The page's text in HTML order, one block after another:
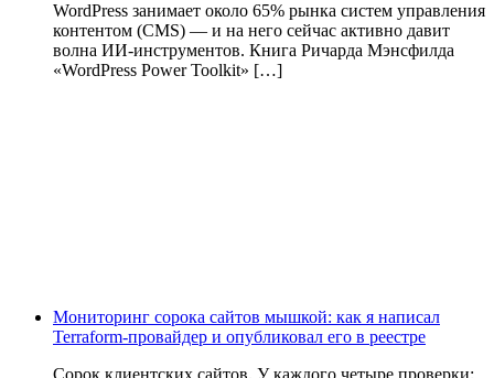
WordPress занимает около 65% рынка систем управления
контентом (CMS) — и на него сейчас активно давит
волна ИИ‑инструментов. Книга Ричарда Мэнсфилда
«WordPress Power Toolkit» […]
Мониторинг сорока сайтов мышкой: как я написал
Terraform-провайдер и опубликовал его в реестре